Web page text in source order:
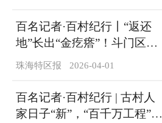
百名记者·百村纪行丨“返还
地”长出“金疙瘩”！斗门区夏
村村集体经济收入3年跃升4
珠海特区报 2026-04-01
百名记者·百村纪行 | 古村人
家日子“新”，“百千万工程”绘